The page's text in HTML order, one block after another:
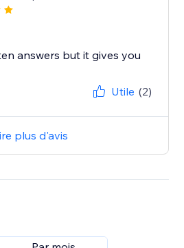
answers but it gives you
Utile (2)
plus d'avis